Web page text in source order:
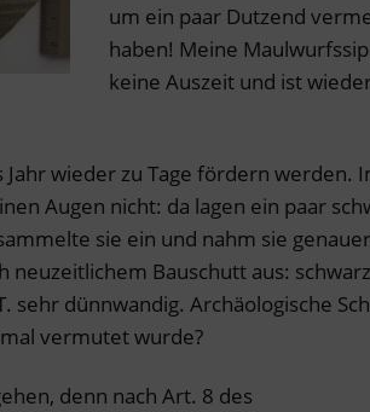
um ein paar Dutzend
haben! Meine
keine Auszeit und ist
Jahr wieder zu Tage fördern werden.
Augen nicht: da lagen ein paar
sie ein und nahm sie
neuzeitlichem Bauschutt aus:
sehr dünnwandig. Archäologische
vermutet wurde?
denn nach Art. 8 des